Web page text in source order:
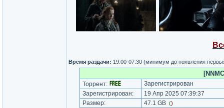
Время раздачи: 19:00-07:30 (минимум до появления
Торрент:
Зарегистрирован
Зарегистрирован:
19 Апр 2025 07:39:37
Размер:
47.1 GB ()